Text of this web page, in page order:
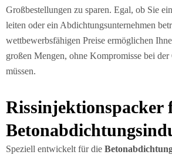
Großbestellungen zu sparen. Egal, ob Sie
leiten oder ein Abdichtungsunternehmen
wettbewerbsfähigen Preise ermöglichen
großen Mengen, ohne Kompromisse bei der
müssen.
Rissinjektionspacker
Speziell entwickelt für die